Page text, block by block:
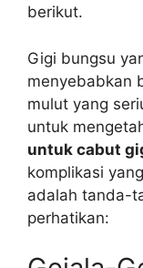
berikut.
Gigi bungsu
menyebabkan
mulut yang
untuk
untuk cabut
komplikasi
adalah tanda-
perhatikan: